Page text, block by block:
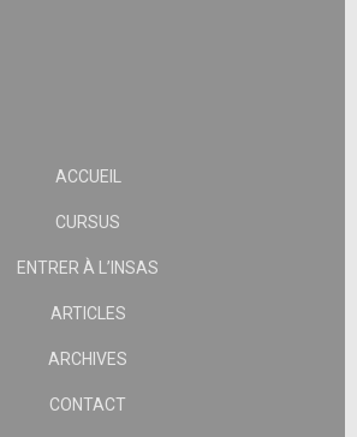
ACCUEIL
CURSUS
ENTRER À L’INSAS
ARTICLES
ARCHIVES
CONTACT